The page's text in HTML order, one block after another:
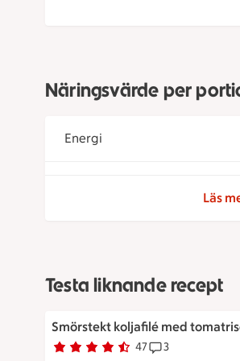
Näringsvärde per
Energi
Läs
Testa liknande recept
Smörstekt koljafilé med
Betyg 4.6 av 5. 47
47 personer har röstatReceptet har 3
3
Smörstekt koljafilé med